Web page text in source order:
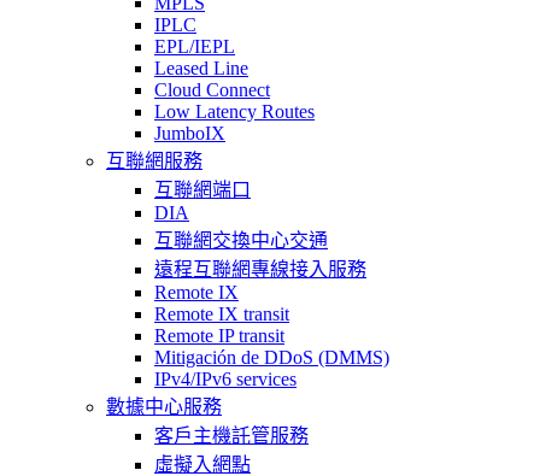
IPLC
EPL/IEPL
Leased Line
Cloud Connect
Low Latency Routes
JumboIX
互聯網服務
互聯網端口
DIA
互聯網交換中心交通
遠程互聯網專線接入服務
Remote IX
Remote IX transit
Remote IP transit
Mitigación de DDoS (DMMS)
IPv4/IPv6 services
數據中心服務
客戶主機託管服務
虛擬入網點